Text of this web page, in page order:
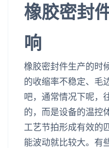
橡胶密封
响
橡胶密封件生产的时
的收缩率不稳定、毛
吧，通常情况下呢，
的，而是设备的温控
工艺节拍形成有效的
能波动就比较大。有